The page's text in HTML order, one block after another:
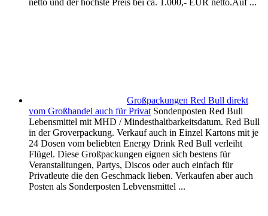
netto und der höchste Preis bei ca. 1.000,- EUR netto.Auf ...
Großpackungen Red Bull direkt
vom Großhandel auch für Privat Sondenposten Red Bull
Lebensmittel mit MHD / Mindesthaltbarkeitsdatum. Red Bull
in der Groverpackung. Verkauf auch in Einzel Kartons mit je
24 Dosen vom beliebten Energy Drink Red Bull verleiht
Flügel. Diese Großpackungen eignen sich bestens für
Veranstalltungen, Partys, Discos oder auch einfach für
Privatleute die den Geschmack lieben. Verkaufen aber auch
Posten als Sonderposten Lebvensmittel ...